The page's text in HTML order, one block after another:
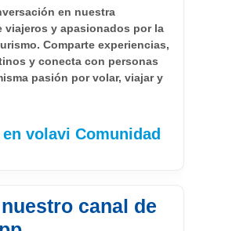
en nuestra
viajeros y apasionados por la
Comparte experiencias,
y conecta con personas
pasión por volar, viajar y
volavi Comunidad
canal de